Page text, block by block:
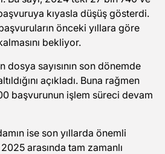
kıyasla düşüş gösterdi.
önceki yıllara göre
bekliyor.
dosya sayısının son dönemde
açıkladı. Buna rağmen
başvurunun işlem süreci devam
ise son yıllarda önemli
arasında tam zamanlı